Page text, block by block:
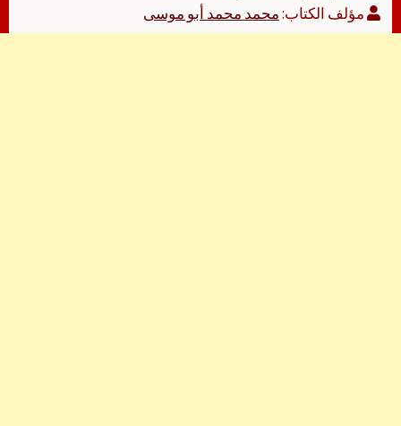
مؤلف الكتاب:محمد محمد أبو موسى